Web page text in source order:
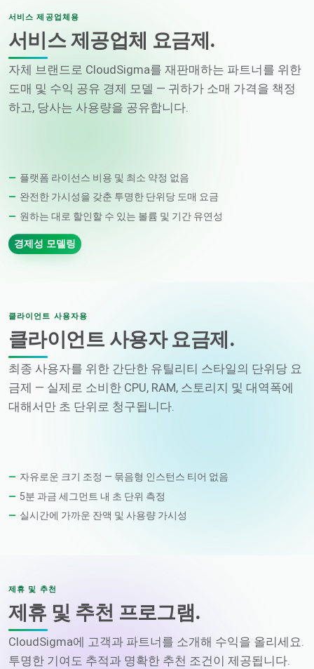
서비스 제공업체용
서비스 제공업체 요금제.
자체 브랜드로 CloudSigma를 재판매하는 파트너를 위한
도매 및 수익 공유 경제 모델 — 귀하가 소매 가격을 책정
하고, 당사는 사용량을 공유합니다.
플랫폼 라이선스 비용 및 최소 약정 없음
완전한 가시성을 갖춘 투명한 단위당 도매 요금
원하는 대로 할인할 수 있는 볼륨 및 기간 유연성
경제성 모델링
클라이언트 사용자용
클라이언트 사용자 요금제.
최종 사용자를 위한 간단한 유틸리티 스타일의 단위당 요
금제 — 실제로 소비한 CPU, RAM, 스토리지 및 대역폭에
대해서만 초 단위로 청구됩니다.
자유로운 크기 조정 — 묶음형 인스턴스 티어 없음
5분 과금 세그먼트 내 초 단위 측정
실시간에 가까운 잔액 및 사용량 가시성
제휴 및 추천
제휴 및 추천 프로그램.
CloudSigma에 고객과 파트너를 소개해 수익을 올리세요.
투명한 기여도 추적과 명확한 추천 조건이 제공됩니다.